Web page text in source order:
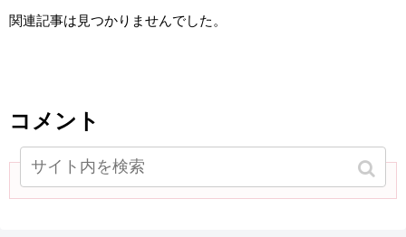
関連記事は見つかりませんでした。
コメント